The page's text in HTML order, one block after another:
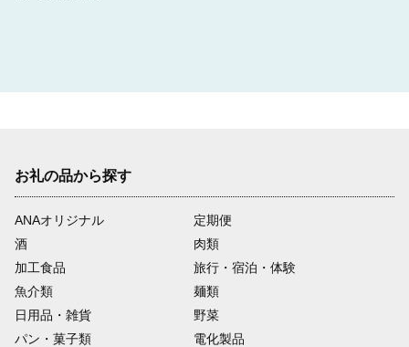
08
(8)市貝町にお任せ
いただきます。
お礼の品から探す
ANAオリジナル
定期便
酒
肉類
加工食品
旅行・宿泊・体験
魚介類
麺類
日用品・雑貨
野菜
パン・菓子類
電化製品